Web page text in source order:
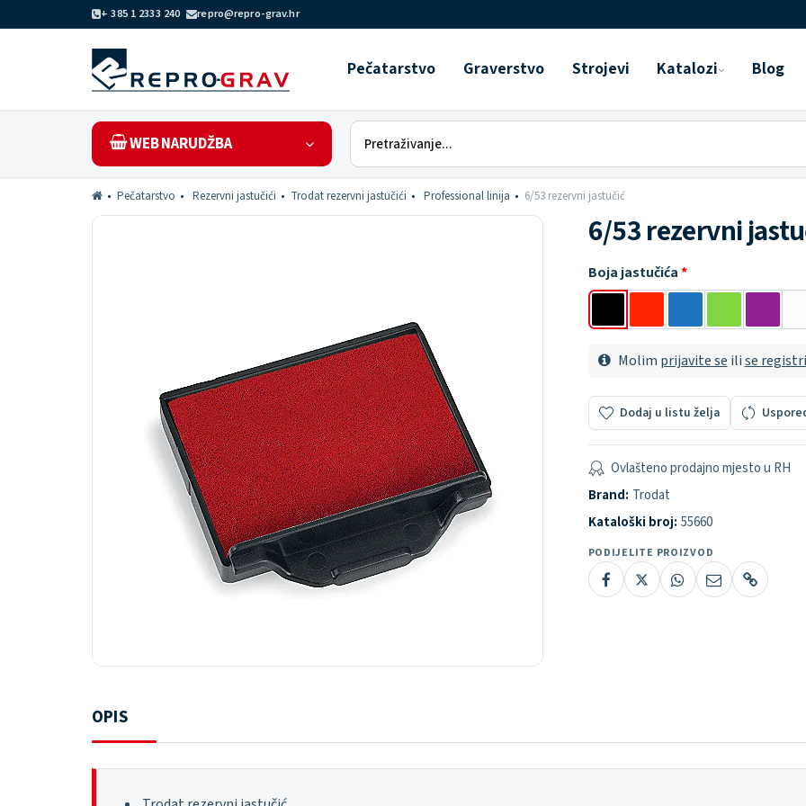
+ 385 1 2333 240 repro@repro-grav.hr
Pečatarstvo Graverstvo Strojevi Katalozi Blog
WEB NARUDŽBA
Pečatarstvo Rezervni jastučići Trodat rezervni jastučići Professional linija 6/53 rezervni jastučić
6/53 rezervni
Boja jastučića
Molim prijavite se ilise
Dodaj u listu želja
Ovlašteno prodajno mjesto u RH
Brand: Trodat
Kataloški broj: 55660
PODIJELITE PROIZVOD
OPIS